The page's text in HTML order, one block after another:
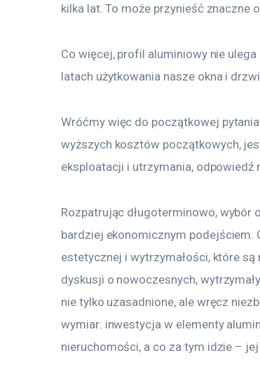
kilka lat. To może przynieść znaczne
Co więcej, profil aluminiowy nie
latach użytkowania nasze okna i
Wróćmy więc do początkowej
wyższych kosztów początkowych,
eksploatacji i utrzymania, odpowiedź
Rozpatrując długoterminowo, wybór
bardziej ekonomicznym podejściem.
estetycznej i wytrzymałości, które
dyskusji o nowoczesnych,
nie tylko uzasadnione, ale wręcz
wymiar: inwestycja w elementy
nieruchomości, a co za tym idzie –